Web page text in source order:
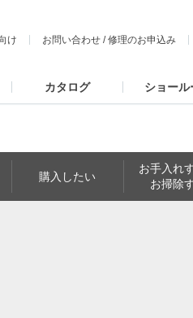
け お問い合わせ /修理のお申込み
カタログ ショール
購入したい
お手入れ
お掃除